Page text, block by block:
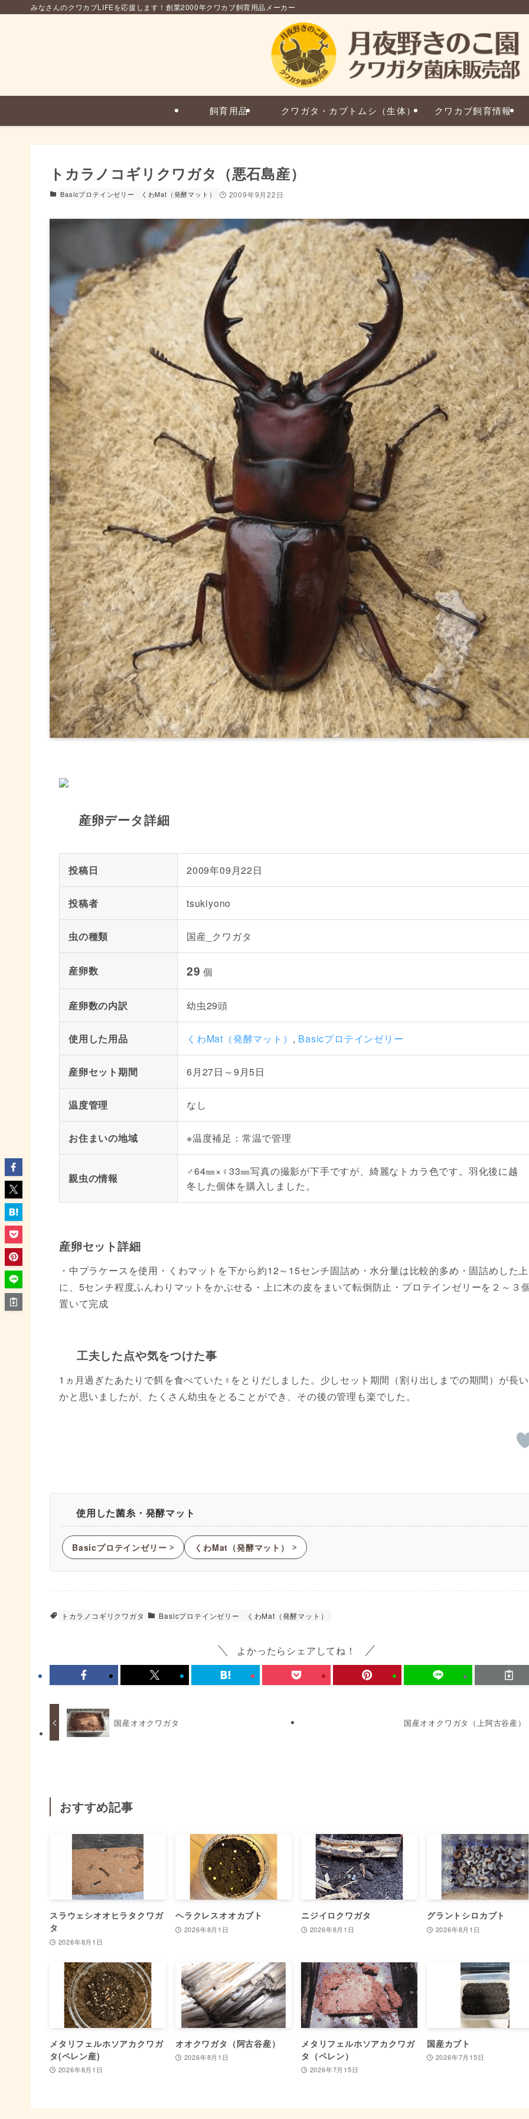
みなさんのクワカブLIFEを応援します！創業2000年クワカブ飼育用品メーカー
飼育用品 クワガタ・カブトムシ（生体） クワカブ飼育情報
トカラノコギリクワガタ（悪石島産）
Basicプロテインゼリー くわMat（発酵マット） 2009年9月22日
産卵データ詳細
投稿日 2009年09月22日
投稿者 tsukiyono
虫の種類 国産_クワガタ
産卵数 29 個
産卵数の内訳 幼虫29頭
使用した用品 くわMat（発酵マット） , Basicプロテインゼリー
産卵セット期間 6月27日～9月5日
温度管理 なし
お住まいの地域 ※温度補足：常温で管理
親虫の情報
♂64㎜×♀33㎜写真の撮影が下手ですが、綺麗なトカラ色です。羽化後に越
冬した個体を購入しました。
産卵セット詳細
・中プラケースを使用・くわマットを下から約12～15センチ固詰め・水分量は比較的多め・固詰めした上
に、5センチ程度ふんわりマットをかぶせる・上に木の皮をまいて転倒防止・プロテインゼリーを２～３
置いて完成
工夫した点や気をつけた事
1ヵ月過ぎたあたりで餌を食べていた♀をとりだしました。少しセット期間（割り出しまでの期間）が長い
かと思いましたが、たくさん幼虫をとることができ、その後の管理も楽でした。
使用した菌糸・発酵マット
Basicプロテインゼリー ᐳ くわMat（発酵マット） ᐳ
トカラノコギリクワガタ Basicプロテインゼリー くわMat（発酵マット）
よかったらシェアしてね！
国産オオクワガタ 国産オオクワガタ（上阿古谷産）
おすすめ記事
スラウェシオオヒラタクワガ
タ
2026年8月1日
ヘラクレスオオカブト
2026年8月1日
ニジイロクワガタ
2026年8月1日
グラントシロカブト
2026年8月1日
メタリフェルホソアカクワガ
タ(ペレン産)
2026年8月1日
オオクワガタ（阿古谷産）
2026年8月1日
メタリフェルホソアカクワガ
タ（ペレン）
2026年7月15日
国産カブト
2026年7月15日